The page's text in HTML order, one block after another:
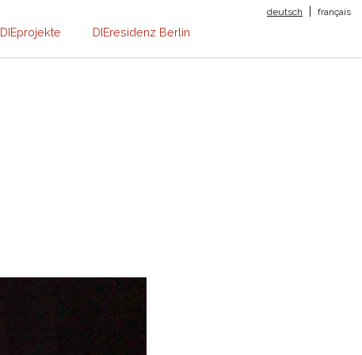
DIEprojekte DIEresidenz Berlin
deutsch | français